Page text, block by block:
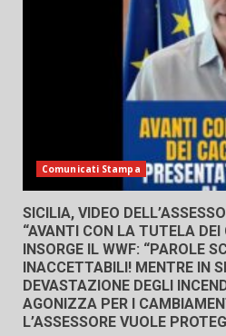
Comunicati Stampa
SICILIA, VIDEO
“AVANTI CON LA TUTELA DEI
INSORGE IL WWF: “PAROLE
INACCETTABILI! MENTRE IN
DEVASTAZIONE DEGLI
AGONIZZA PER I
L’ASSESSORE VUOLE